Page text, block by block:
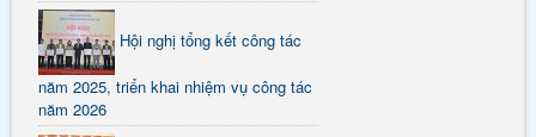
Hội nghị tổng kết công tác
năm 2025, triển khai nhiệm vụ công tác
năm 2026